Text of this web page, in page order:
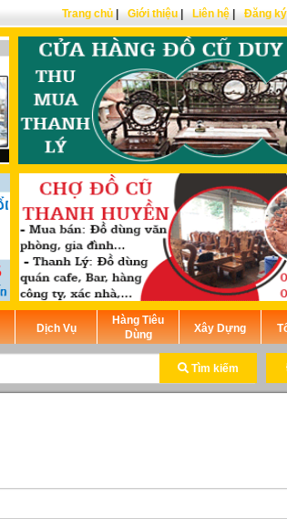
Trang chủ Giới thiệu Liên hệ Đăng ký
Dịch Vụ
Hàng Tiêu
Dùng
Xây Dựng
Tìm kiếm